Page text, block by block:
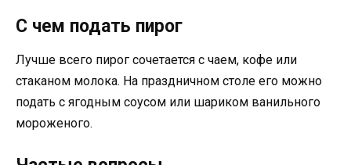
С чем подать пирог
Лучше всего пирог сочетается с чаем, кофе или
стаканом молока. На праздничном столе его можно
подать с ягодным соусом или шариком ванильного
мороженого.